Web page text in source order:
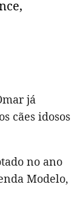
já
cães idosos
no ano
Modelo,